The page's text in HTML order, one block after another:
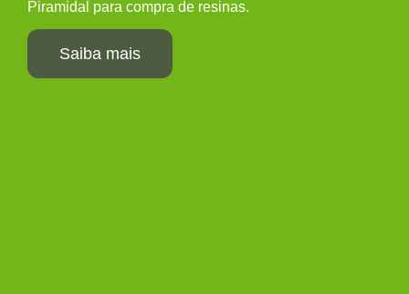
Piramidal para compra de resinas.
Saiba mais